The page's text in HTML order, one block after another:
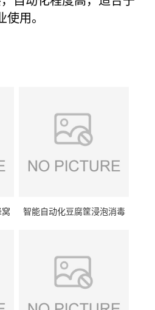
用。
智能自动化豆腐筐浸泡消毒